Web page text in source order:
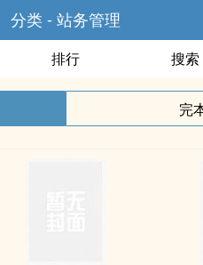
分类 - 站务管理
排行 搜索
完